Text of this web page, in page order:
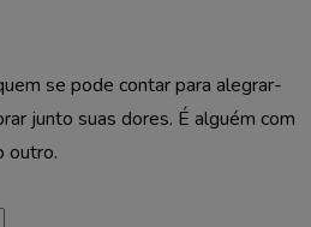
se pode contar para alegrar-
junto suas dores. É alguém com
outro.